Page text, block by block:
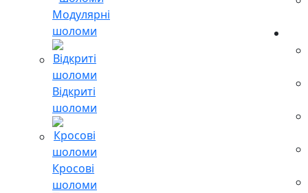
Модулярні
шоломи
Відкриті
шоломи
Кросові
шоломи